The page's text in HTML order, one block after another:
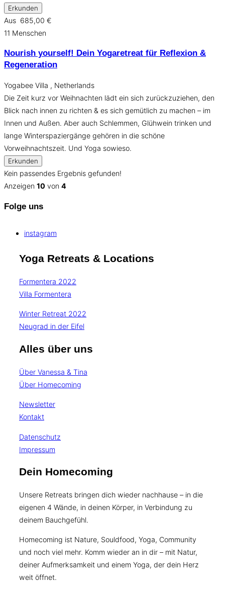
Erkunden
Aus 685,00 €
11 Menschen
Nourish yourself! Dein Yogaretreat für Reflexion &
Regeneration
Yogabee Villa , Netherlands
Die Zeit kurz vor Weihnachten lädt ein sich zurückzuziehen, den
Blick nach innen zu richten & es sich gemütlich zu machen – im
Innen und Außen. Aber auch Schlemmen, Glühwein trinken und
lange Winterspaziergänge gehören in die schöne
Vorweihnachtszeit. Und Yoga sowieso.
Erkunden
Kein passendes Ergebnis gefunden!
Anzeigen 10 von 4
Folge uns
instagram
Yoga Retreats & Locations
Formentera 2022
Villa Formentera
Winter Retreat 2022
Neugrad in der Eifel
Alles über uns
Über Vanessa & Tina
Über Homecoming
Newsletter
Kontakt
Datenschutz
Impressum
Dein Homecoming
Unsere Retreats bringen dich wieder nachhause – in die
eigenen 4 Wände, in deinen Körper, in Verbindung zu
deinem Bauchgefühl.
Homecoming ist Nature, Souldfood, Yoga, Community
und noch viel mehr. Komm wieder an in dir – mit Natur,
deiner Aufmerksamkeit und einem Yoga, der dein Herz
weit öffnet.